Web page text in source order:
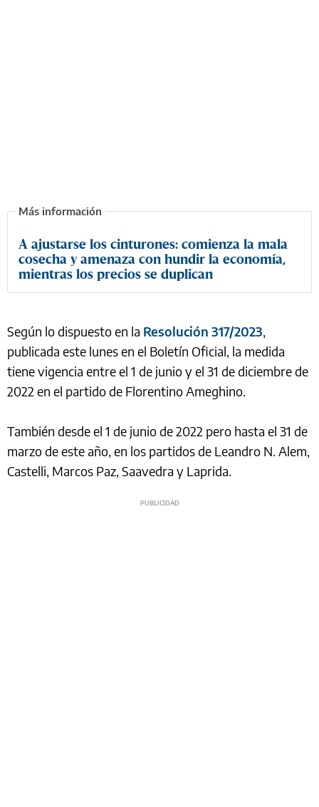
A ajustarse los cinturones: comienza la mala
cosecha y amenaza con hundir la economía,
mientras los precios se duplican
Según lo dispuesto en la Resolución 317/2023,
publicada este lunes en el Boletín Oficial, la medida
tiene vigencia entre el 1 de junio y el 31 de diciembre de
2022 en el partido de Florentino Ameghino.
También desde el 1 de junio de 2022 pero hasta el 31 de
marzo de este año, en los partidos de Leandro N. Alem,
Castelli, Marcos Paz, Saavedra y Laprida.